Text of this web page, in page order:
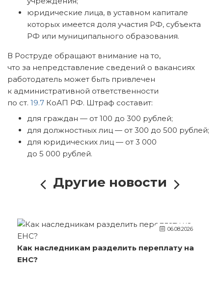
юридические лица, в уставном капитале
которых имеется доля участия РФ, субъекта
РФ или муниципального образования.
В Роструде обращают внимание на то,
что за непредставление сведений о вакансиях
работодатель может быть привлечен
к административной ответственности
по ст. 19.7 КоАП РФ. Штраф составит:
для граждан — от 100 до 300 рублей;
для должностных лиц — от 300 до 500 рублей;
для юридических лиц — от 3 000
до 5 000 рублей.
Другие новости
06.08.2026
Как наследникам разделить переплату на
ЕНС?